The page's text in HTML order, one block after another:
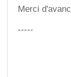
Merci
-----